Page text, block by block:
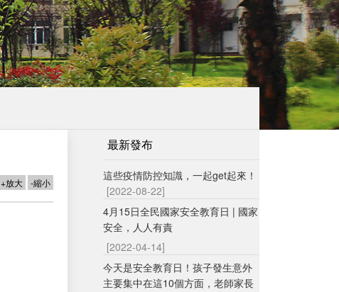
+放大 -縮小
最新發布
這些疫情防控知識，一起get起來！
[2022-08-22]
4月15日全民國家安全教育日 | 國家
安全，人人有責
[2022-04-14]
今天是安全教育日！孩子發生意外
主要集中在這10個方面，老師家長